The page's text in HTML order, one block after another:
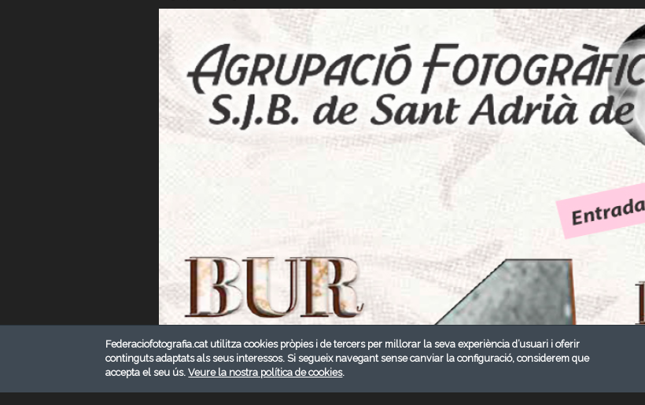
Federaciofotografia.cat utilitza cookies pròpies i de tercers per millorar la seva experiència d’usuari i oferir
continguts adaptats als seus interessos. Si segueix navegant sense canviar la configuració, considerem que
accepta el seu ús.Veure la nostra política de cookies.